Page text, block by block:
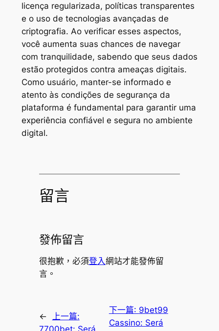
licença regularizada, políticas transparentes
e o uso de tecnologias avançadas de
criptografia. Ao verificar esses aspectos,
você aumenta suas chances de navegar
com tranquilidade, sabendo que seus dados
estão protegidos contra ameaças digitais.
Como usuário, manter-se informado e
atento às condições de segurança da
plataforma é fundamental para garantir uma
experiência confiável e segura no ambiente
digital.
留言
發佈留言
很抱歉，必須登入網站才能發佈留
言。
←
上一篇:
下一篇: 9bet99
Cassino: Será